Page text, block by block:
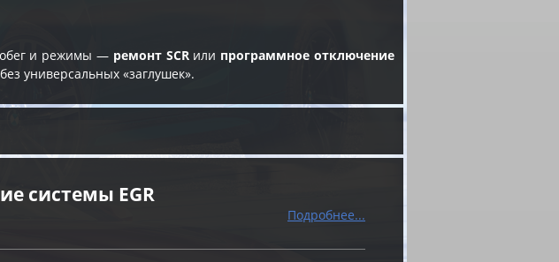
и режимы — ремонт SCRили программное отключение
универсальных «заглушек».
системы EGR
Подробнее...